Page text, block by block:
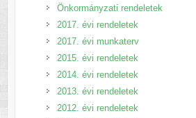
Önkormányzati rendeletek
2017. évi rendeletek
2017. évi munkaterv
2015. évi rendeletek
2014. évi rendeletek
2013. évi rendeletek
2012. évi rendeletek